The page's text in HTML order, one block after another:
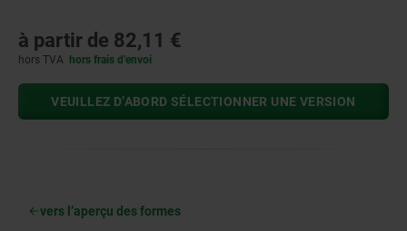
à partir de 82,11 €
hors TVA hors frais d’envoi
VEUILLEZ D’ABORD SÉLECTIONNER UNE VERSION
vers l’aperçu des formes